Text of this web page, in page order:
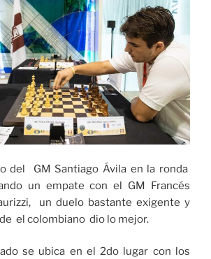
Climática
del
COI»
del GM Santiago Ávila en la ronda
un empate con el GM Francés
un duelo bastante exigente y
el colombiano dio lo mejor.
se ubica en el 2do lugar con los